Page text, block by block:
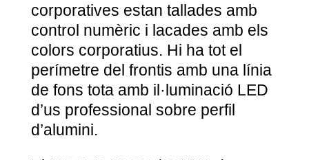
corporatives estan tallades amb
control numèric i lacades amb els
colors corporatius. Hi ha tot el
perímetre del frontis amb una línia
de fons tota amb il·luminació LED
d’us professional sobre perfil
d’alumini.